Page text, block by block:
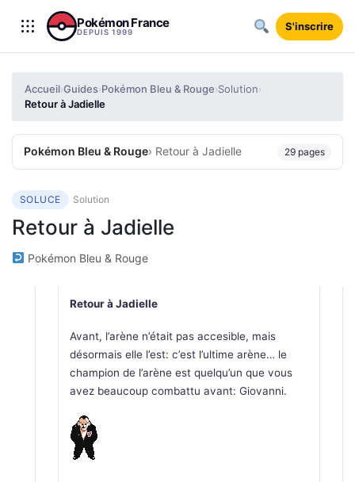
Aller au contenu
Pokémon France
DEPUIS 1999 S'inscrire
Accueil›Guides›Pokémon Bleu & Rouge›Solution›
Retour à Jadielle
Pokémon Bleu & Rouge› Retour à Jadielle 29 pages
SOLUCE Solution
Retour à Jadielle
Pokémon Bleu & Rouge
Retour à Jadielle
Avant, l’arène n’était pas accesible, mais
désormais elle l’est: c’est l’ultime arène… le
champion de l’arène est quelqu’un que vous
avez beaucoup combattu avant: Giovanni.